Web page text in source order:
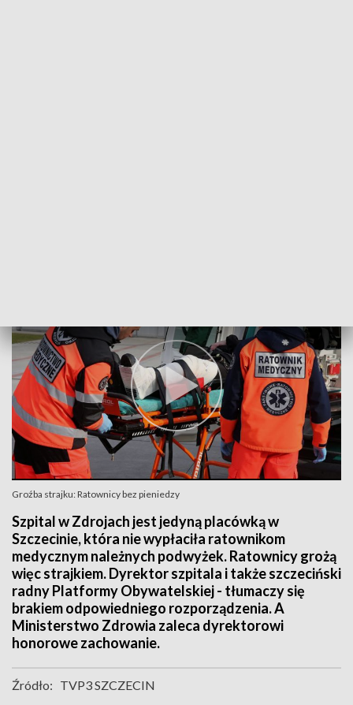
Groźba strajku: Ratownicy bez pieniedzy
Szpital w Zdrojach jest jedyną placówką w
Szczecinie, która nie wypłaciła ratownikom
medycznym należnych podwyżek. Ratownicy grożą
więc strajkiem. Dyrektor szpitala i także szczeciński
radny Platformy Obywatelskiej - tłumaczy się
brakiem odpowiedniego rozporządzenia. A
Ministerstwo Zdrowia zaleca dyrektorowi
honorowe zachowanie.
Źródło: TVP3 SZCZECIN